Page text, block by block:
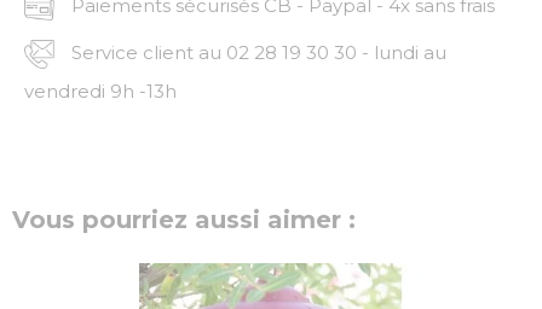
Paiements sécurisés CB - Paypal - 4x sans frais
Service client au 02 28 19 30 30 - lundi au
vendredi 9h -13h
Vous pourriez aussi aimer :